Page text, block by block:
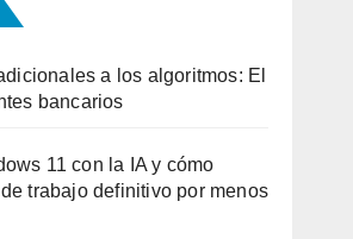
a los algoritmos: El
bancarios
11 con la IA y cómo
trabajo definitivo por menos